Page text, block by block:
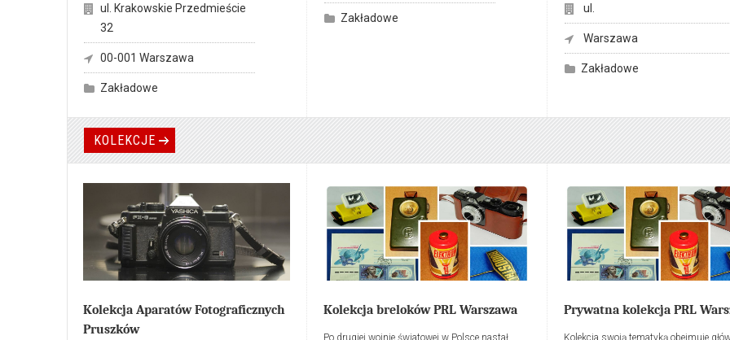
zbiorów króla Stanisława Augusta, a w 1817
utworzono Wydział Nauk i Sztuk Pięknych wraz
Uniwersytetu Warszawskiego (1808/1816-
publiczne w Polsce i instytucję, z której wyrosła
ul. Krakowskie Przedmieście
32
00-001 Warszawa
Zakładowe
Zakładowe
warszawie. Poza obszernymi zbiorami
technicznej jest przygotowana wystawa
ilustrująca historię miasta i życie
strażaków. Można zobaczyć kolekcje
ul.
Warszawa
Zakładowe
KOLEKCJE
Kolekcja Aparatów Fotograficznych
Pruszków
Kolekcja breloków PRL Warszawa
Po drugiej wojnie światowej w Polsce nastał
Prywatna kolekcja PRL
Kolekcja swoją tematyką obejmuje